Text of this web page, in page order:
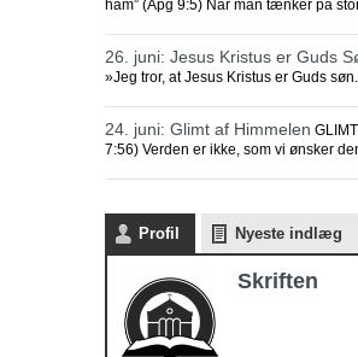
ham” (Apg 9:5) Når man tænker på
26. juni: Jesus Kristus er Guds
»Jeg tror, at Jesus Kristus er Guds
24. juni: Glimt af Himmelen
7:56) Verden er ikke, som vi ønsker
Profil Nyeste indlæg
Skriften